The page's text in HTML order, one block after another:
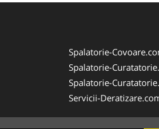
Spalatorie-
Spalatorie-
Spalatorie-
Servicii-